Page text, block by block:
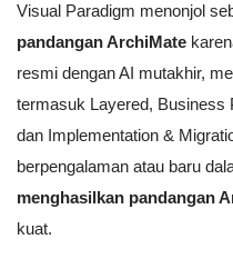
Visual Paradigm menonjol
pandangan ArchiMate
resmi dengan AI mutakhir,
termasuk Layered, Business
dan Implementation &
berpengalaman atau baru
menghasilkan pandangan
kuat.